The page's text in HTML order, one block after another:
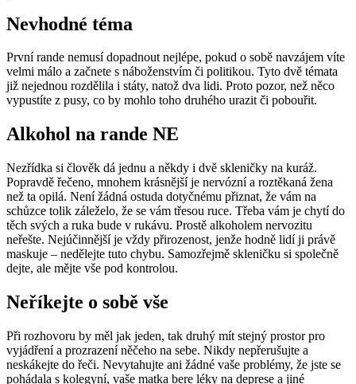
Nevhodné téma
První rande nemusí dopadnout nejlépe, pokud o sobě navzájem víte
velmi málo a začnete s náboženstvím či politikou. Tyto dvě témata
již nejednou rozdělila i státy, natož dva lidi. Proto pozor, než něco
vypustíte z pusy, co by mohlo toho druhého urazit či pobouřit.
Alkohol na rande NE
Nezřídka si člověk dá jednu a někdy i dvě skleničky na kuráž.
Popravdě řečeno, mnohem krásnější je nervózní a roztěkaná žena
než ta opilá. Není žádná ostuda dotyčnému přiznat, že vám na
schůzce tolik záleželo, že se vám třesou ruce. Třeba vám je chytí do
těch svých a ruka bude v rukávu. Prostě alkoholem nervozitu
neřešte. Nejúčinnější je vždy přirozenost, jenže hodně lidí ji právě
maskuje – nedělejte tuto chybu. Samozřejmě skleničku si společně
dejte, ale mějte vše pod kontrolou.
Neříkejte o sobě vše
Při rozhovoru by měl jak jeden, tak druhý mít stejný prostor pro
vyjádření a prozrazení něčeho na sebe. Nikdy nepřerušujte a
neskákejte do řeči. Nevytahujte ani žádné vaše problémy, že jste se
pohádala s kolegyní, vaše matka bere léky na deprese a jiné